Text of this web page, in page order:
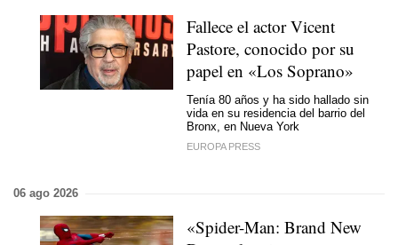
Fallece el actor Vicent
Pastore, conocido por su
papel en «Los Soprano»
Tenía 80 años y ha sido hallado sin
vida en su residencia del barrio del
Bronx, en Nueva York
EUROPA PRESS
06 ago 2026
«Spider-Man: Brand New